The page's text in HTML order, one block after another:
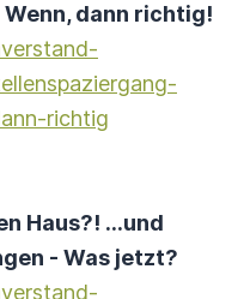
dann richtig!
richtig
Haus?! …und
- Was jetzt?